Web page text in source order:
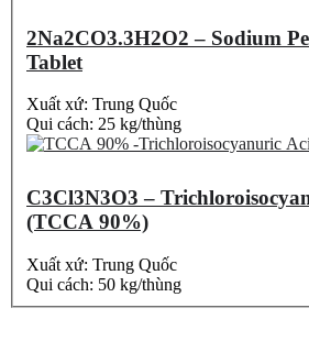
2Na2CO3.3H2O2 – Sodium
Tablet
Xuất xứ: Trung Quốc
Qui cách: 25 kg/thùng
C3Cl3N3O3 –
(TCCA 90%)
Xuất xứ: Trung Quốc
Qui cách: 50 kg/thùng